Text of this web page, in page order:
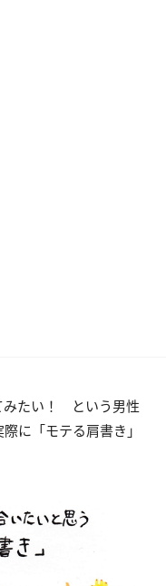
たい！ という男性
に「モテる肩書き」